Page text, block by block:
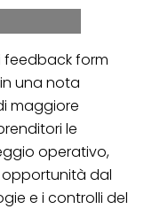
feedback form
una nota
maggiore
le
operativo,
opportunità dal
e i controlli del